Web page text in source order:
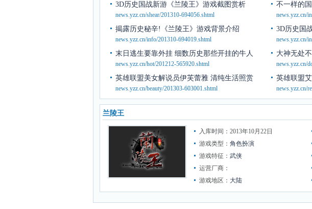
3D历史国战新游《兰陵王》游戏截图赏析
news.yzz.cn/shear/201310-694056.shtml
不一样的
news.yzz.cn/
揭露历史秘辛!《兰陵王》游戏背景介绍
news.yzz.cn/info/201310-694019.shtml
3D历史国
news.yzz.cn/
末日逃生要靠外挂 细数历史那些开挂的牛人
news.yzz.cn/hot/201212-565920.shtml
大神无处
news.yzz.cn/
英雄联盟美女解说员伊芙蕾雅 清纯生活照赏
news.yzz.cn/beauty/201303-603001.shtml
英雄联盟
news.yzz.cn/
兰陵王
入库时间：2013年10月22日
游戏类型： 角色扮演
游戏特征： 武侠
运营厂商：
游戏地区： 大陆